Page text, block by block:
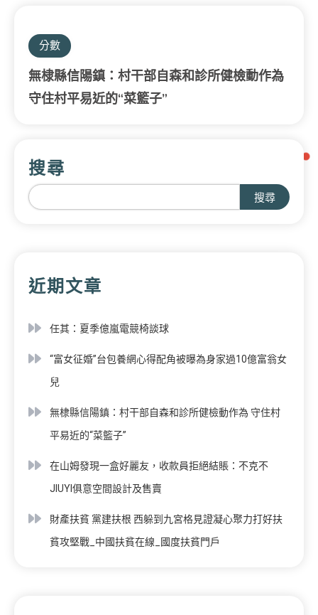
分數
無棣縣信陽鎮：村干部自森和診所健檢動作為
守住村平易近的“菜籃子”
搜尋
搜尋
近期文章
任其：夏季億嵐電競椅談球
“富女征婚”台包養網心得配角被曝為身家過10億富翁女
兒
無棣縣信陽鎮：村干部自森和診所健檢動作為 守住村
平易近的“菜籃子”
在山姆發現一盒好麗友，收款員拒絕結賬：不克不
JIUYI俱意空間設計及售賣
財產扶貧 黨建扶根 西躲到九宮格見證凝心聚力打好扶
貧攻堅戰_中國扶貧在線_國度扶貧門戶